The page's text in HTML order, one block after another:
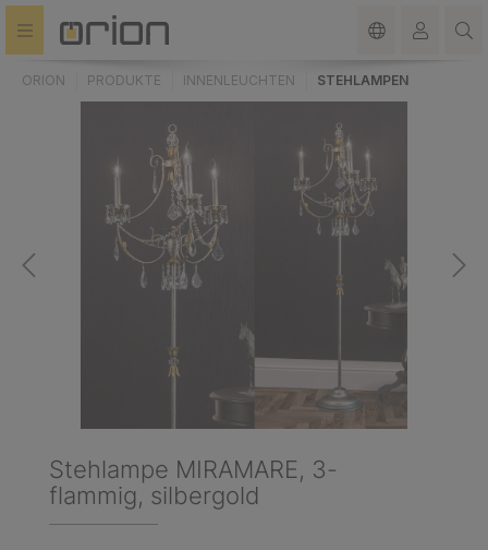
springen
ORION PRODUKTE INNENLEUCHTEN STEHLAMPEN
Stehlampe MIRAMARE, 3-
flammig, silbergold